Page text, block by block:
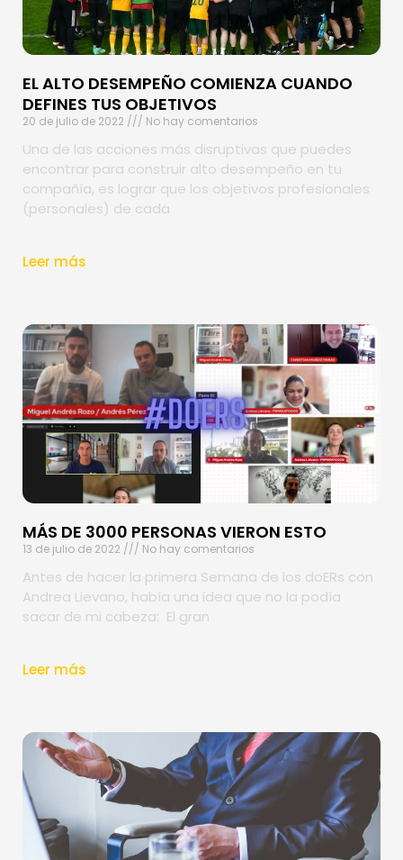
EL ALTO DESEMPEÑO COMIENZA CUANDO
DEFINES TUS OBJETIVOS
20 de julio de 2022 No hay comentarios
Una de las acciones más disruptivas que puedes
encontrar para construir alto desempeño en tu
compañía, es lograr que los objetivos profesionales
(personales) de cada
Leer más
MÁS DE 3000 PERSONAS VIERON ESTO
13 de julio de 2022 No hay comentarios
Antes de hacer la primera Semana de los doERs con
Andrea Lievano, había una idea que no la podía
sacar de mi cabeza: El gran
Leer más